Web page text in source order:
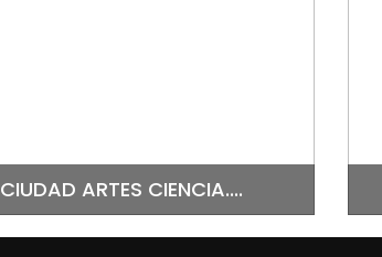
CIUDAD ARTES CIENCIA....